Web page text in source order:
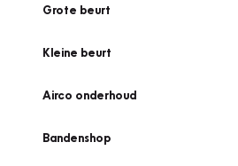
Grote beurt
Kleine beurt
Airco onderhoud
Bandenshop